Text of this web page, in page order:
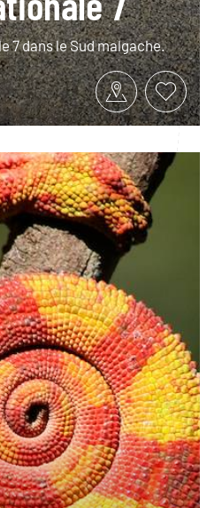
7 dans le Sud malgache.